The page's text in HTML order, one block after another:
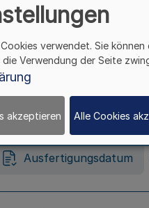
zur
Ausfertigungsdatum
zur Änderung
Ausfertigungsdatum
verwendet. Sie
Verwendung der Seite
akzeptieren Alle Cookies